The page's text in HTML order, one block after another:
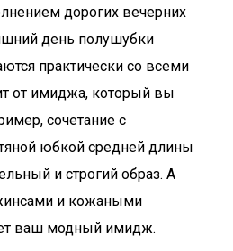
дорогих вечерних
день полушубки
практически со всеми
от имиджа, который вы
сочетание с
юбкой средней длины
и строгий образ. А
и кожаными
ваш модный имидж.